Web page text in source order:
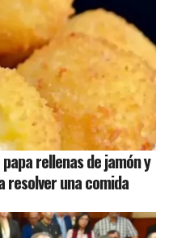
rellenas de jamón y
resolver una comida